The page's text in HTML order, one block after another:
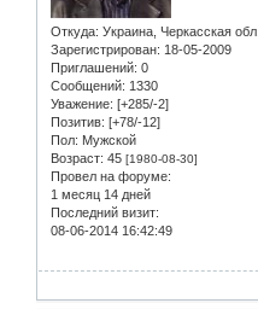
Откуда: Украина, Черкасская обл.
Зарегистрирован: 18-05-2009
Приглашений: 0
Сообщений: 1330
Уважение: [+285/-2]
Позитив: [+78/-12]
Пол: Мужской
Возраст: 45 [1980-08-30]
Провел на форуме:
1 месяц 14 дней
Последний визит:
08-06-2014 16:42:49